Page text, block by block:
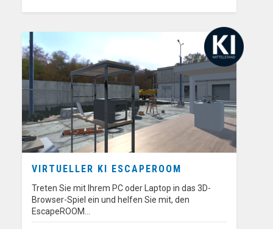
VIRTUELLER KI ESCAPEROOM
Treten Sie mit Ihrem PC oder Laptop in das 3D-
Browser-Spiel ein und helfen Sie mit, den
EscapeROOM…